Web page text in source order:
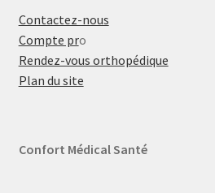
Contactez-nous
Compte pro
Rendez-vous orthopédique
Plan du site
Confort Médical Santé